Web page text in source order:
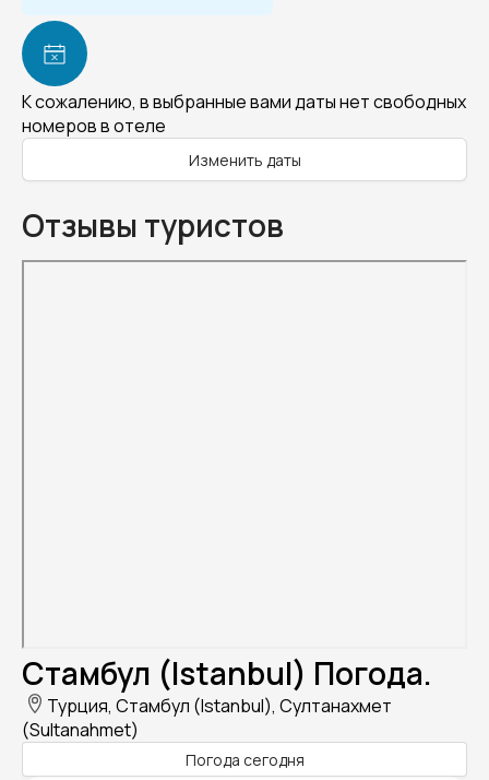
К сожалению, в выбранные вами даты нет свободных
номеров в отеле
Изменить даты
Отзывы туристов
Стамбул (Istanbul) Погода.
Турция, Стамбул (Istanbul), Султанахмет
(Sultanahmet)
Погода сегодня